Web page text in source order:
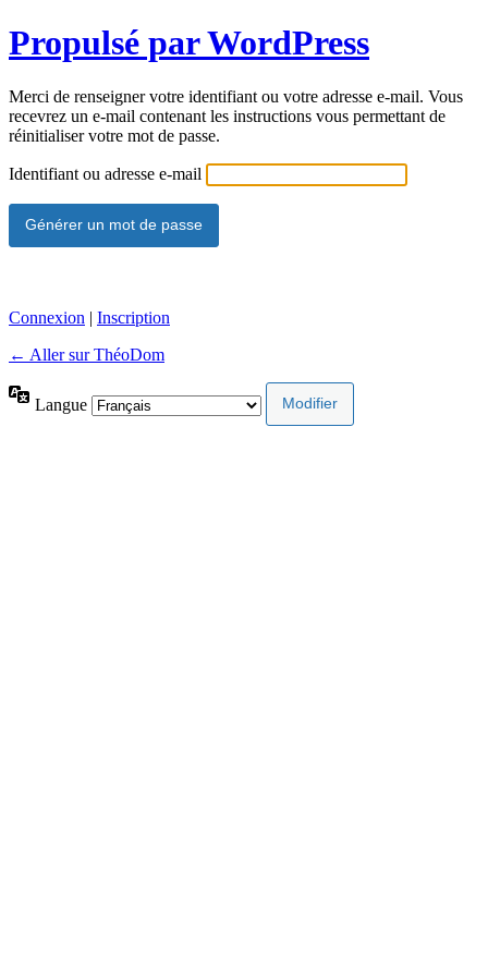
Propulsé par WordPress
Merci de renseigner votre identifiant ou votre adresse e-mail. Vous
recevrez un e-mail contenant les instructions vous permettant de
réinitialiser votre mot de passe.
Identifiant ou adresse e-mail
Connexion | Inscription
← Aller sur ThéoDom
Langue